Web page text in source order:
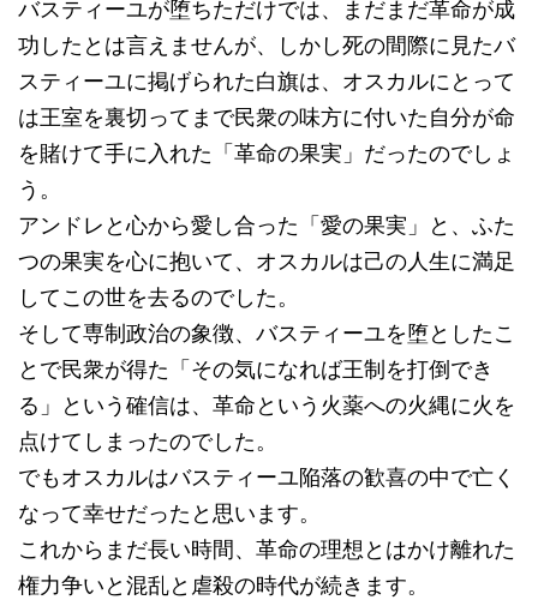
バスティーユが堕ちただけでは、まだまだ革命が成
功したとは言えませんが、しかし死の間際に見たバ
スティーユに掲げられた白旗は、オスカルにとって
は王室を裏切ってまで民衆の味方に付いた自分が命
を賭けて手に入れた「革命の果実」だったのでしょ
う。
アンドレと心から愛し合った「愛の果実」と、ふた
つの果実を心に抱いて、オスカルは己の人生に満足
してこの世を去るのでした。
そして専制政治の象徴、バスティーユを堕としたこ
とで民衆が得た「その気になれば王制を打倒でき
る」という確信は、革命という火薬への火縄に火を
点けてしまったのでした。
でもオスカルはバスティーユ陥落の歓喜の中で亡く
なって幸せだったと思います。
これからまだ長い時間、革命の理想とはかけ離れた
権力争いと混乱と虐殺の時代が続きます。